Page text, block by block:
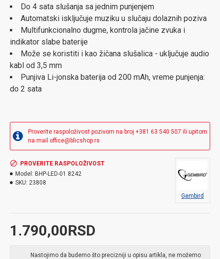
Proverite raspoloživost pozivom na broj +381 63 540 507 ili upitom
na mail office@blicshop.rs
Do 4 sata slušanja sa jednim punjenjem
Automatski isključuje muziku u slučaju dolaznih poziva
Multifunkcionalno dugme, kontrola jačine zvuka i
indikator slabe baterije
Može se koristiti i kao žičana slušalica - uključuje audio
kabl od 3,5 mm
Punjiva Li-jonska baterija od 200 mAh, vreme punjenja:
do 2 sata
1.790,00RSD
PROVERITE RASPOLOŽIVOST
Model: BHP-LED-01 8242
SKU: 23808
Gembird
Nastojimo da budemo što precizniji u opisu artikla, ne možemo